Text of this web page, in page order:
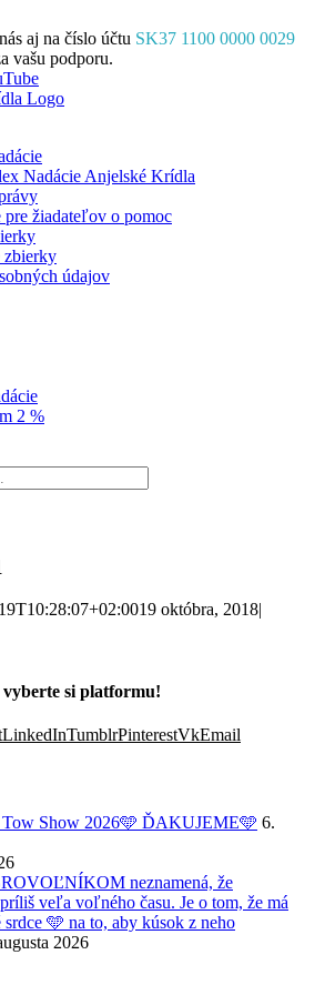
aj na číslo účtu SK37 1100 0000 0029
vašu podporu.
Nadácie Anjelské Krídla
pre žiadateľov o pomoc
zbierky
údajov
2 %
19 októbra, 2018|
si platformu!
LinkedInTumblrPinterestVkEmail
Tow Show 2026🩵 ĎAKUJEME🩵 6.
neznamená, že
veľa voľného času. Je o tom, že má
🩵 na to, aby kúsok z neho
2026